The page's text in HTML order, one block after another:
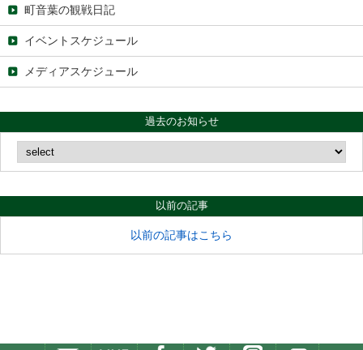
町音葉の観戦日記
イベントスケジュール
メディアスケジュール
過去のお知らせ
以前の記事
以前の記事はこちら